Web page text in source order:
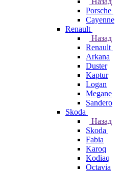
Porsche
Cayenne
Renault
Назад
Renault
Arkana
Duster
Kaptur
Logan
Megane
Sandero
Skoda
Назад
Skoda
Fabia
Karoq
Kodiaq
Octavia